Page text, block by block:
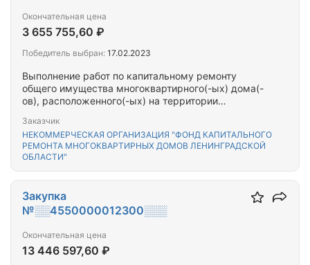
Выполнение работ по капитальному ремонту
общего имущества многоквартирного(-ых) дома(-
ов), расположенного(-ых) на территории
Ленинградской области
Заказчик
НЕКОММЕРЧЕСКАЯ ОРГАНИЗАЦИЯ "ФОНД КАПИТАЛЬНОГО
РЕМОНТА МНОГОКВАРТИРНЫХ ДОМОВ ЛЕНИНГРАДСКОЙ
ОБЛАСТИ"
Окончательная цена
3 655 755,60 ₽
Победитель выбран: 17.02.2023
Закупка
№░░4550000012300░░░
Окончательная цена
13 446 597,60 ₽